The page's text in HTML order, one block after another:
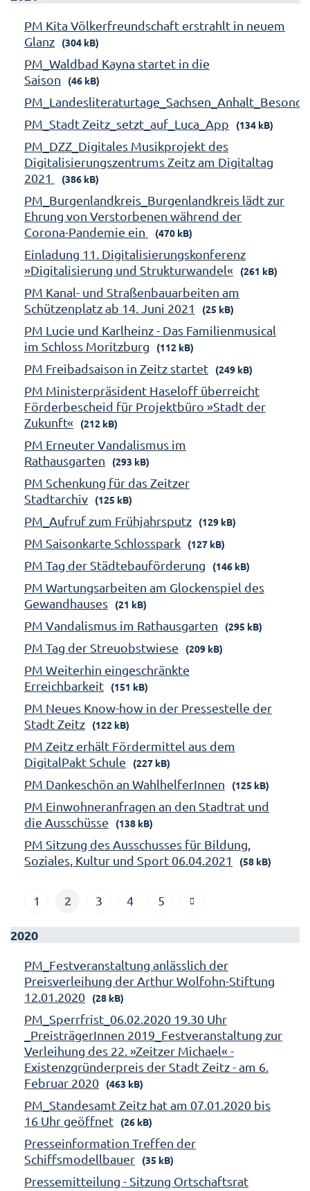
PM Kita Völkerfreundschaft erstrahlt in neuem
Glanz
(304 kB)
PM_Waldbad Kayna startet in die
Saison
(46 kB)
PM_Stadt Zeitz_setzt_auf_Luca_App
(134 kB)
PM_DZZ_Digitales Musikprojekt des
Digitalisierungszentrums Zeitz am Digitaltag
2021
(386 kB)
PM_Burgenlandkreis_Burgenlandkreis lädt zur
Ehrung von Verstorbenen während der
Corona-Pandemie ein
(470 kB)
Einladung 11. Digitalisierungskonferenz
»Digitalisierung und Strukturwandel«
(261 kB)
PM Kanal- und Straßenbauarbeiten am
Schützenplatz ab 14. Juni 2021
(25 kB)
PM Lucie und Karlheinz - Das Familienmusical
im Schloss Moritzburg
(112 kB)
PM Freibadsaison in Zeitz startet (249 kB)
PM Ministerpräsident Haseloff überreicht
Förderbescheid für Projektbüro »Stadt der
Zukunft«
(212 kB)
PM Erneuter Vandalismus im
Rathausgarten
(293 kB)
PM Schenkung für das Zeitzer
Stadtarchiv
(125 kB)
PM_Aufruf zum Frühjahrsputz (129 kB)
PM Saisonkarte Schlosspark (127 kB)
PM Tag der Städtebauförderung (146 kB)
PM Wartungsarbeiten am Glockenspiel des
Gewandhauses
(21 kB)
PM Vandalismus im Rathausgarten (295 kB)
PM Tag der Streuobstwiese (209 kB)
PM Weiterhin eingeschränkte
Erreichbarkeit
(151 kB)
PM Neues Know-how in der Pressestelle der
Stadt Zeitz
(122 kB)
PM Zeitz erhält Fördermittel aus dem
DigitalPakt Schule
(227 kB)
PM Dankeschön an WahlhelferInnen (125 kB)
PM Einwohneranfragen an den Stadtrat und
die Ausschüsse
(138 kB)
PM Sitzung des Ausschusses für Bildung,
Soziales, Kultur und Sport 06.04.2021
(58 kB)
1 2 3 4 5
2020
PM_Festveranstaltung anlässlich der
Preisverleihung der Arthur Wolfohn-Stiftung
12.01.2020
(28 kB)
PM_Sperrfrist_06.02.2020 19.30 Uhr
_PreisträgerInnen 2019_Festveranstaltung zur
Verleihung des 22. »Zeitzer Michael« -
Existenzgründerpreis der Stadt Zeitz - am 6.
Februar 2020
(463 kB)
PM_Standesamt Zeitz hat am 07.01.2020 bis
16 Uhr geöffnet
(26 kB)
Presseinformation Treffen der
Schiffsmodellbauer
(35 kB)
Pressemitteilung - Sitzung Ortschaftsrat